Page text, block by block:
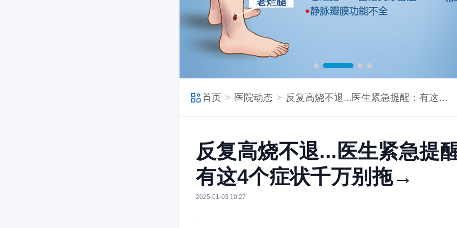
首页 医院动态 反复高烧不退...医生紧急提醒：有这4个症状千万别拖→
反复高烧不退...医生紧急提
有这4个症状千万别拖→
2025-01-03 10:27